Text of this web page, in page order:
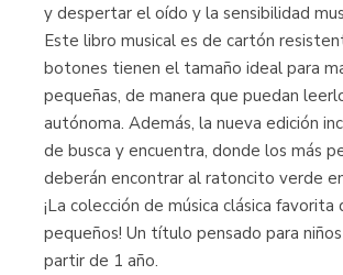
y despertar el oído y la sensibilidad
Este libro musical es de cartón
botones tienen el tamaño ideal para
pequeñas, de manera que puedan
autónoma. Además, la nueva edición
de busca y encuentra, donde los más
deberán encontrar al ratoncito verde
¡La colección de música clásica favorita
pequeños! Un título pensado para niños
partir de 1 año.